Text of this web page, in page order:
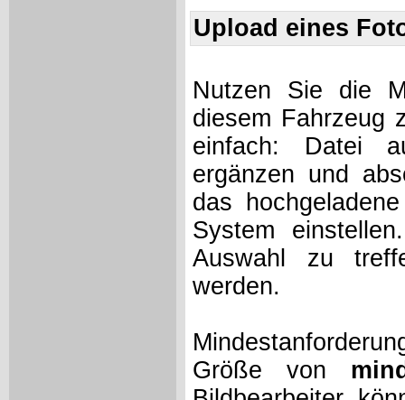
Upload eines
Nutzen Sie die
diesem Fahrzeug
einfach: Datei
ergänzen und
das
System
Auswahl zu
werden.
Größe von